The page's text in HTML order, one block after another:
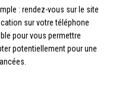
: rendez-vous sur le site
sur votre téléphone
pour vous permettre
potentiellement pour une